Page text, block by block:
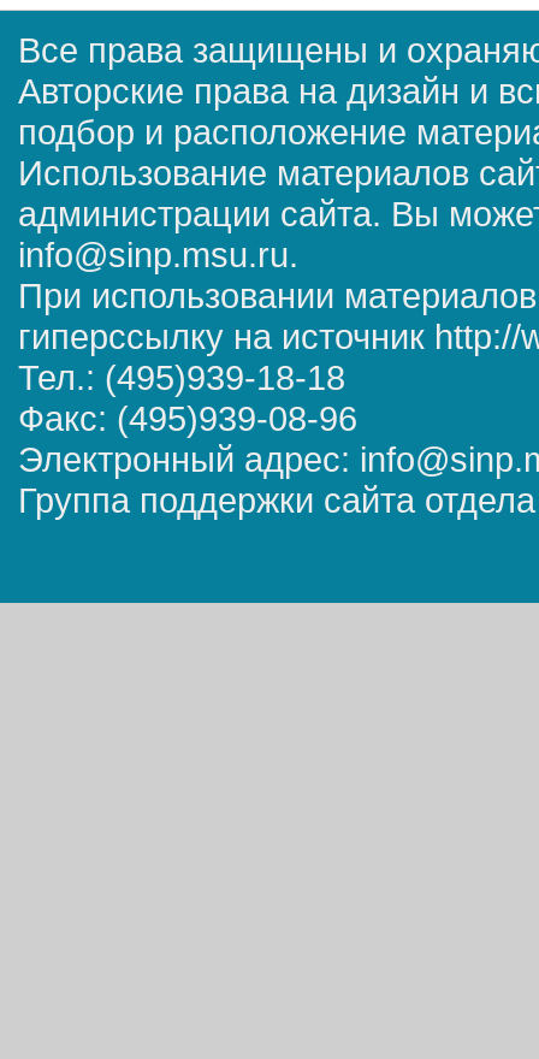
Все права защищены и
Авторские права на дизайн и
подбор и расположение
Использование материалов
администрации сайта. Вы
info@sinp.msu.ru.
При использовании
гиперссылку на источник
Тел.: (495)939-18-18
Факс: (495)939-08-96
Электронный адрес:
Группа поддержки сайта